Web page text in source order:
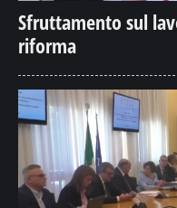
Sfruttamento sul
riforma